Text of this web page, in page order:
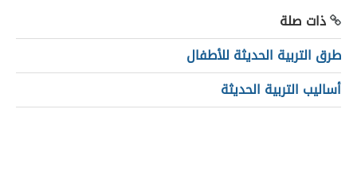
ذات صلة
طرق التربية الحديثة للأطفال
أساليب التربية الحديثة